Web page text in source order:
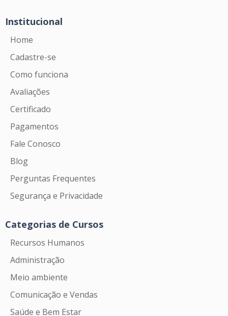
Institucional
Home
Cadastre-se
Como funciona
Avaliações
Certificado
Pagamentos
Fale Conosco
Blog
Perguntas Frequentes
Segurança e Privacidade
Categorias de Cursos
Recursos Humanos
Administração
Meio ambiente
Comunicação e Vendas
Saúde e Bem Estar